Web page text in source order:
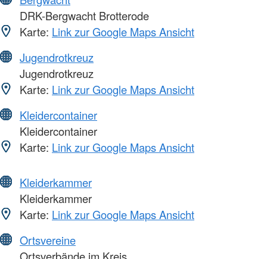
DRK-Bergwacht Brotterode
Karte: Link zur Google Maps Ansicht
Jugendrotkreuz
Jugendrotkreuz
Karte: Link zur Google Maps Ansicht
Kleidercontainer
Kleidercontainer
Karte: Link zur Google Maps Ansicht
Kleiderkammer
Kleiderkammer
Karte: Link zur Google Maps Ansicht
Ortsvereine
Ortsverbände im Kreis